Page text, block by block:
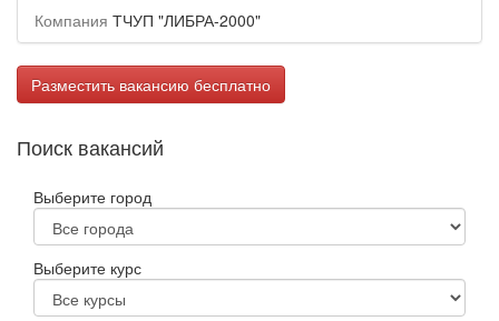
Компания ТЧУП "ЛИБРА-2000"
Разместить вакансию бесплатно
Поиск вакансий
Выберите город
Выберите курс